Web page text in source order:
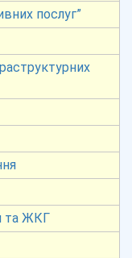
послуг”
та ЖКГ